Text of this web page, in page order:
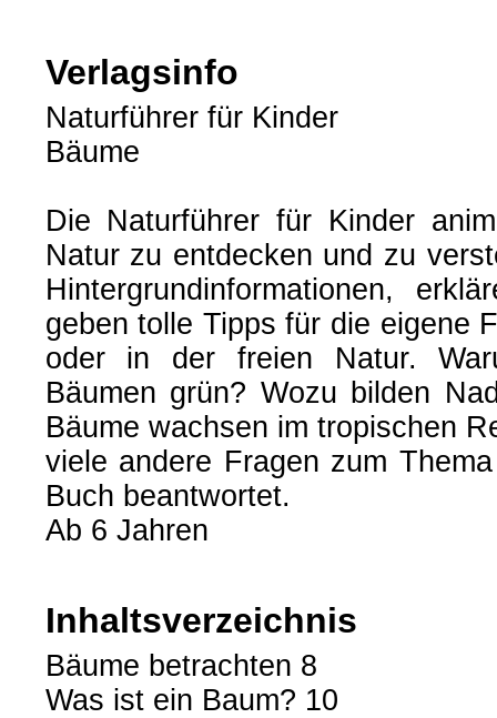
Verlagsinfo
Naturführer für Kinder
Bäume
Die Naturführer für Kinder
Natur zu entdecken und zu
Hintergrundinformationen,
geben tolle Tipps für die eigene
oder in der freien Natur.
Bäumen grün? Wozu bilden
Bäume wachsen im tropischen
viele andere Fragen zum
Buch beantwortet.
Ab 6 Jahren
Inhaltsverzeichnis
Bäume betrachten 8
Was ist ein Baum? 10